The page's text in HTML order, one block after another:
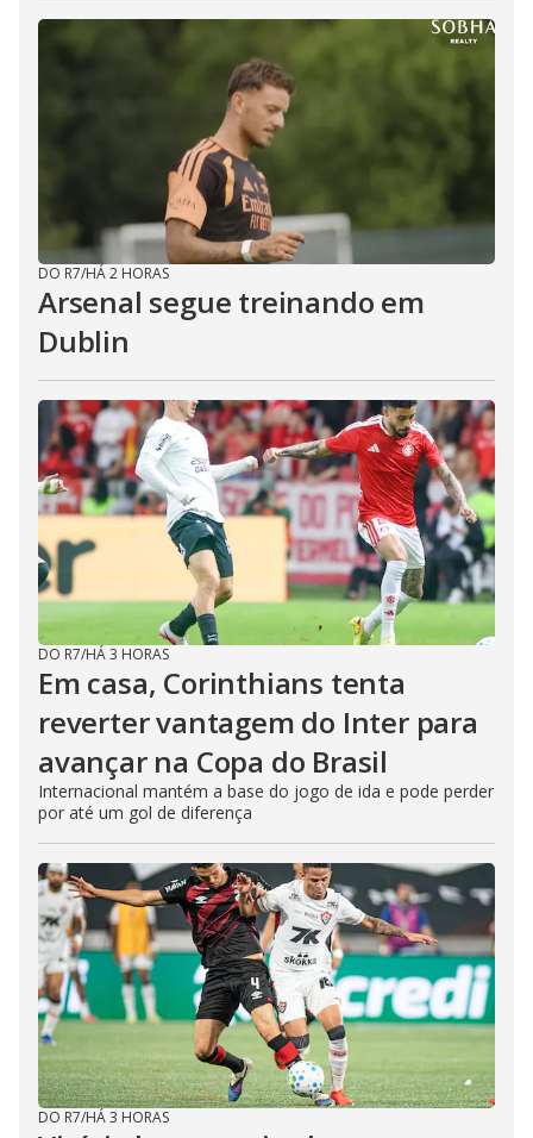
DO R7/HÁ 2 HORAS
Arsenal segue treinando em
Dublin
DO R7/HÁ 3 HORAS
Em casa, Corinthians tenta
reverter vantagem do Inter para
avançar na Copa do Brasil
Internacional mantém a base do jogo de ida e pode perder
por até um gol de diferença
DO R7/HÁ 3 HORAS